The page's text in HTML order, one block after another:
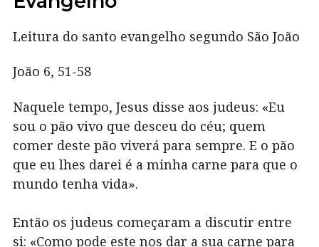
Leitura do santo evangelho segundo São João
João 6, 51-58
Naquele tempo, Jesus disse aos judeus: «Eu
sou o pão vivo que desceu do céu; quem
comer deste pão viverá para sempre. E o pão
que eu lhes darei é a minha carne para que o
mundo tenha vida».
Então os judeus começaram a discutir entre
si: «Como pode este nos dar a sua carne para